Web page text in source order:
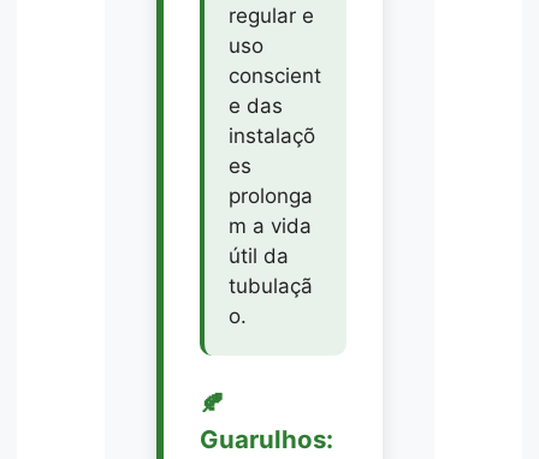
regular e
uso
conscient
e das
instalaçõ
es
prolonga
m a vida
útil da
tubulaçã
o.
🍂
Guarulhos: